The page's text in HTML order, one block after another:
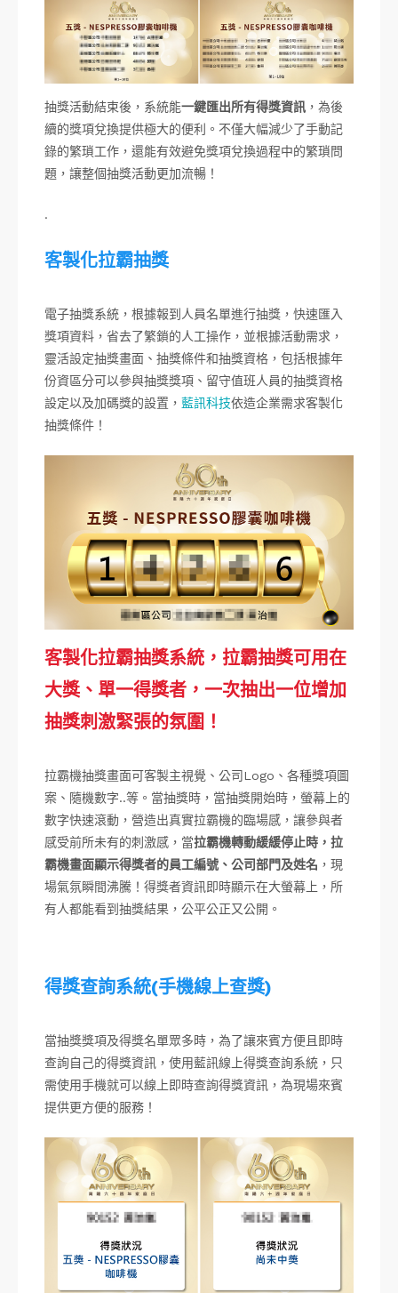
抽獎活動結束後，系統能一鍵匯出所有得獎資訊 ，為後
續的獎項兌換提供極大的便利。不僅大幅減少了手動記
錄的繁瑣工作，還能有效避免獎項兌換過程中的繁瑣問
題，讓整個抽獎活動更加流暢！
.
客製化拉霸抽獎
電子抽獎系統，根據報到人員名單進行抽獎，快速匯入
獎項資料，省去了繁鎖的人工操作，並根據活動需求，
靈活設定抽獎畫面、抽獎條件和抽獎資格，包括根據年
份資區分可以參與抽獎獎項、留守值班人員的抽獎資格
設定以及加碼獎的設置， 藍訊科技依造企業需求客製化
抽獎條件！
客製化拉霸抽獎系統，拉霸抽獎可用在
大獎、單一得獎者，一次抽出一位增加
抽獎刺激緊張的氛圍！
拉霸機抽獎畫面可客製主視覺、公司Logo、各種獎項圖
案、隨機數字..等。當抽獎時，當抽獎開始時，螢幕上的
數字快速滾動，營造出真實拉霸機的臨場感，讓參與者
感受前所未有的刺激感，當拉霸機轉動緩緩停止時，拉
霸機畫面顯示得獎者的員工編號、公司部門及姓名 ，現
場氣氛瞬間沸騰！得獎者資訊即時顯示在大螢幕上，所
有人都能看到抽獎結果，公平公正又公開。
得獎查詢系統(手機線上查獎)
當抽獎獎項及得獎名單眾多時，為了讓來賓方便且即時
查詢自己的得獎資訊，使用藍訊線上得獎查詢系統，只
需使用手機就可以線上即時查詢得獎資訊，為現場來賓
提供更方便的服務！